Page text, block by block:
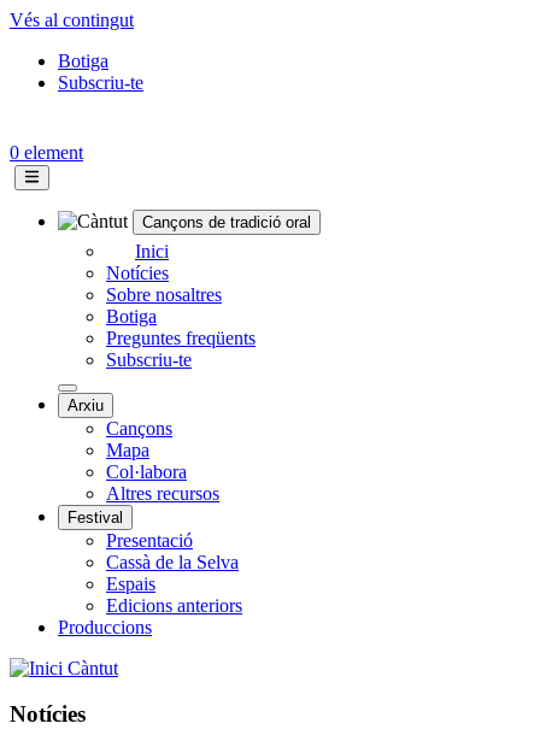
Vés al contingut
Topbar
Botiga
Subscriu-te
0 element
Navegació
principal
Cançons de tradició oral
Inici
Notícies
Sobre nosaltres
Botiga
Preguntes freqüents
Subscriu-te
Arxiu
Cançons
Mapa
Col·labora
Altres recursos
Festival
Presentació
Cassà de la Selva
Espais
Edicions anteriors
Produccions
Càntut
Notícies